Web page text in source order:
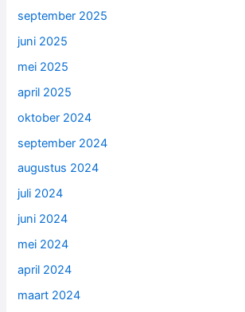
september 2025
juni 2025
mei 2025
april 2025
oktober 2024
september 2024
augustus 2024
juli 2024
juni 2024
mei 2024
april 2024
maart 2024